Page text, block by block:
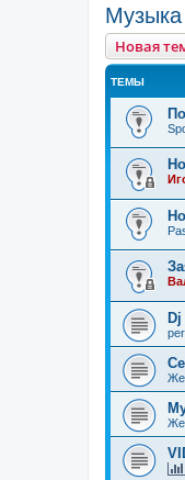
Новая
ТЕМЫ